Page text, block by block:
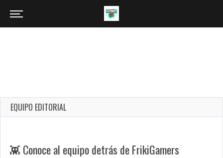
EQUIPO EDITORIAL
👾 Conoce al equipo detrás de FrikiGamers